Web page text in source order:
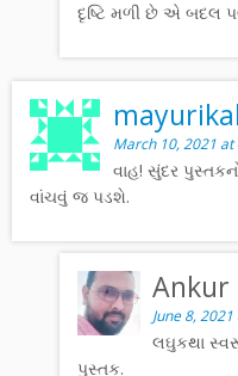
દૃષ્ટિ મળી છે એ બદલ
March 10, 2021 at
વાહ! સુંદર
વાંચવું જ પડશે.
Ankur
June 8,
લઘુકથા
પુસ્તક.